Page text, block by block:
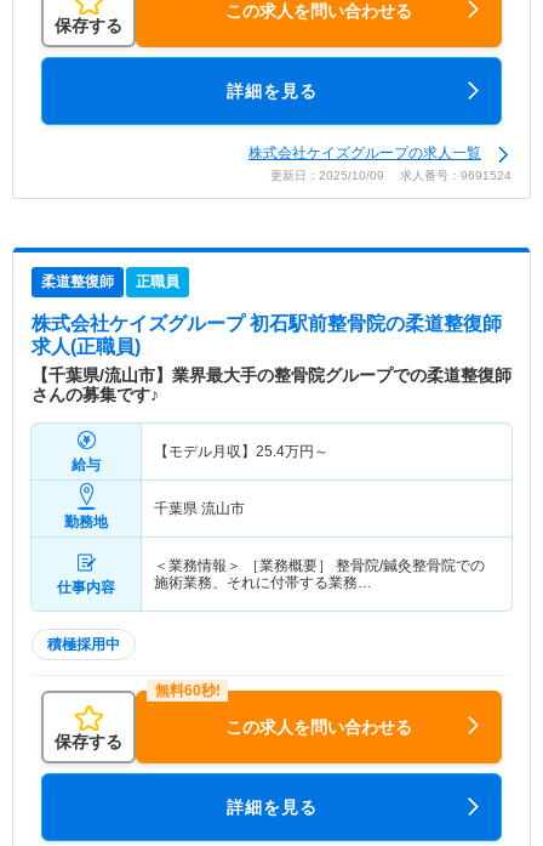
保存する
この求人を問い合わせる
詳細を見る
株式会社ケイズグループの求人一覧
更新日：2025/10/09 求人番号：9691524
柔道整復師 正職員
株式会社ケイズグループ 初石駅前整骨院の柔道整復師
求人(正職員)
【千葉県/流山市】業界最大手の整骨院グループでの柔道整復師
さんの募集です♪
給与
【モデル月収】 25.4万円～
勤務地
千葉県 流山市
仕事内容
＜業務情報＞ ［業務概要］ 整骨院/鍼灸整骨院での
施術業務、それに付帯する業務…
積極採用中
保存する
この求人を問い合わせる
詳細を見る